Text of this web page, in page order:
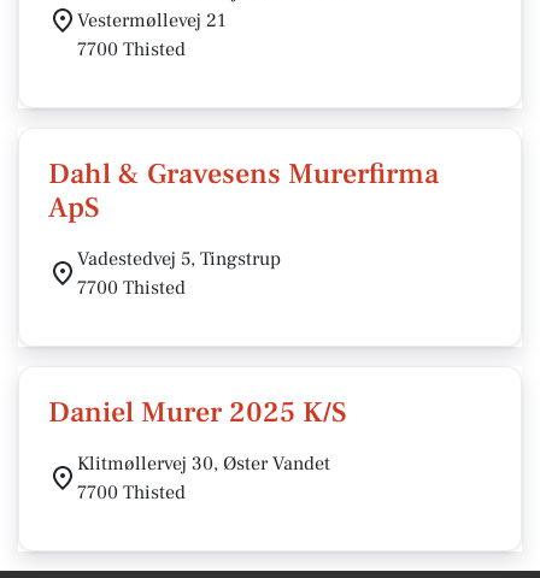
Vestermøllevej 21
7700 Thisted
Dahl & Gravesens Murerfirma
ApS
Vadestedvej 5, Tingstrup
7700 Thisted
Daniel Murer 2025 K/S
Klitmøllervej 30, Øster Vandet
7700 Thisted